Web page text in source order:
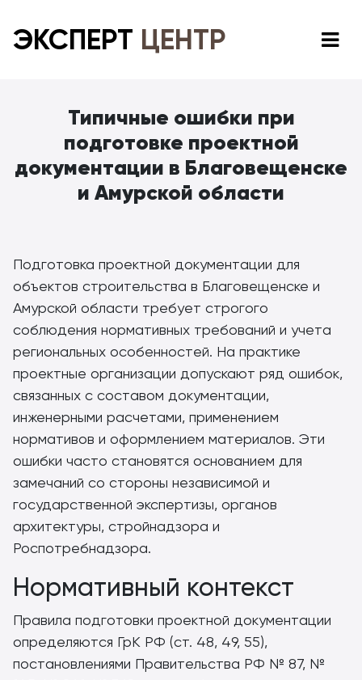
ЭКСПЕРТ ЦЕНТР
Типичные ошибки при
подготовке проектной
документации в Благовещенске
и Амурской области
Подготовка проектной документации для
объектов строительства в Благовещенске и
Амурской области требует строгого
соблюдения нормативных требований и учета
региональных особенностей. На практике
проектные организации допускают ряд ошибок,
связанных с составом документации,
инженерными расчетами, применением
нормативов и оформлением материалов. Эти
ошибки часто становятся основанием для
замечаний со стороны независимой и
государственной экспертизы, органов
архитектуры, стройнадзора и
Роспотребнадзора.
Нормативный контекст
Правила подготовки проектной документации
определяются ГрК РФ (ст. 48, 49, 55),
постановлениями Правительства РФ № 87, №